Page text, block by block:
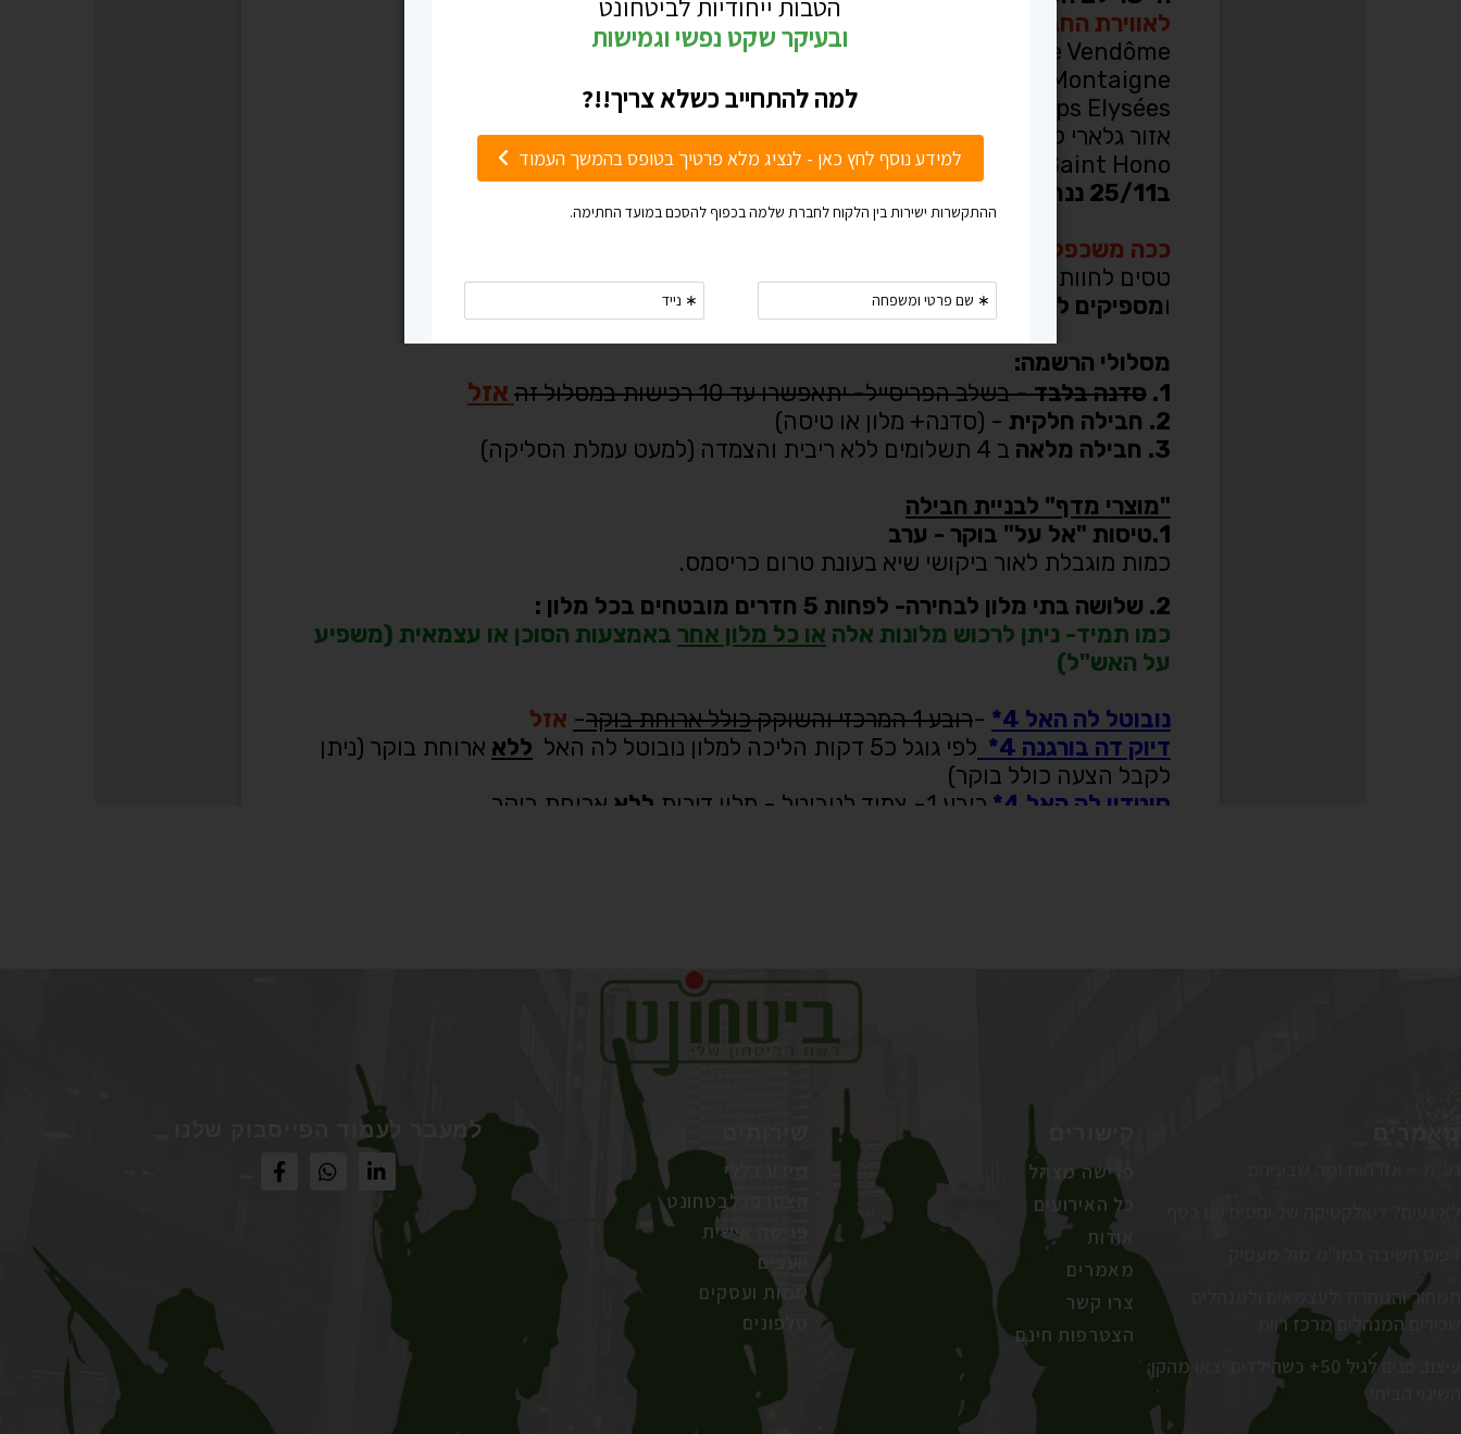
תמחור והמחרה :לעצמאים ולמנהלים
שכירים המנהלים מרכז רווח
עיצוב פנים לגיל 50+ כשהילדים יצאו מהקן:
פרישה מצהל
כל האירועים
אודות
מאמרים
צרו קשר
הצטרפות חינם
מידע כללי
הצטרפו לבטחונט
פגישה אישית
יועצים
יזמות ועסקים
טלפונים
למעבר לעמוד הפייסבוק שלנו